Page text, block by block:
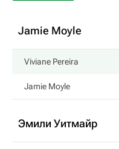
Jamie Moyle
Viviane Pereira
Jamie Moyle
Эмили Уитмайр